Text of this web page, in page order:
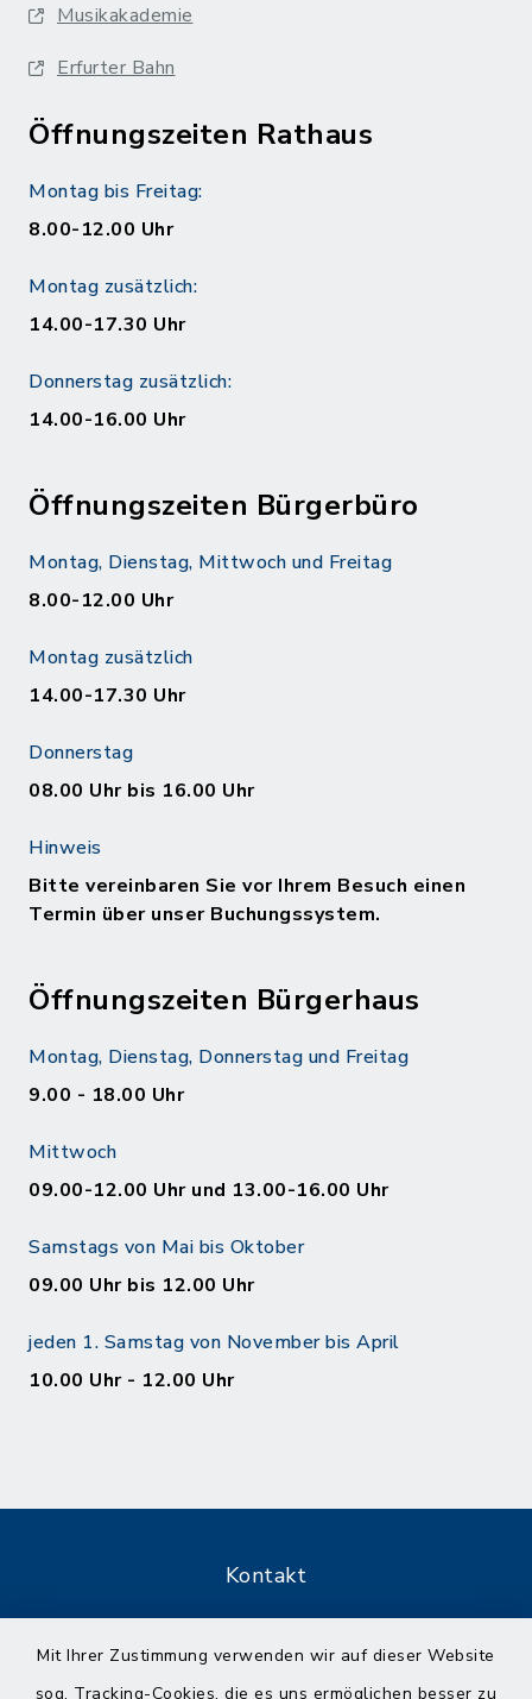
Mit Ihrer Zustimmung verwenden wir auf dieser Website
sog. Tracking-Cookies, die es uns ermöglichen besser zu
Musikakademie
Erfurter Bahn
Öffnungszeiten Rathaus
Montag bis Freitag:
8.00-12.00 Uhr
Montag zusätzlich:
14.00-17.30 Uhr
Donnerstag zusätzlich:
14.00-16.00 Uhr
Öffnungszeiten Bürgerbüro
Montag, Dienstag, Mittwoch und Freitag
8.00-12.00 Uhr
Montag zusätzlich
14.00-17.30 Uhr
Donnerstag
08.00 Uhr bis 16.00 Uhr
Hinweis
Bitte vereinbaren Sie vor Ihrem Besuch einen
Termin über unser Buchungssystem.
Öffnungszeiten Bürgerhaus
Montag, Dienstag, Donnerstag und Freitag
9.00 - 18.00 Uhr
Mittwoch
09.00-12.00 Uhr und 13.00-16.00 Uhr
Samstags von Mai bis Oktober
09.00 Uhr bis 12.00 Uhr
jeden 1. Samstag von November bis April
10.00 Uhr - 12.00 Uhr
Kontakt